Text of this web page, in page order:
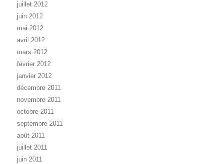
juillet 2012
juin 2012
mai 2012
avril 2012
mars 2012
février 2012
janvier 2012
décembre 2011
novembre 2011
octobre 2011
septembre 2011
août 2011
juillet 2011
juin 2011